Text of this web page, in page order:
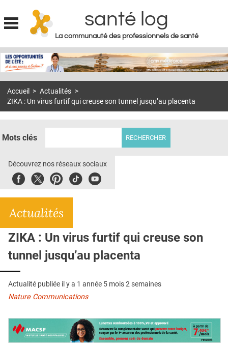
Jump to navigation
santé log
La communauté des professionnels de santé
MON COMPTE
S'ABONNER À LA REVUE SOIN À DOMICILE
DOSSIERS
E-REVUE SAD
L'APP
QUI SOMMES-NOUS ?
PUBLICITÉ
CONDITIONS GÉNÉRALES
CONTACT
Accueil > Actualités >
ZIKA : Un virus furtif qui creuse son tunnel jusqu’au placenta
Mots clés
Découvrez nos réseaux sociaux
FacebookTwitterPinterest
TiktokYoubute
Actualités
ZIKA : Un virus furtif qui creuse son
tunnel jusqu’au placenta
Actualité publiée il y a 1 année 5 mois 2 semaines
Nature Communications